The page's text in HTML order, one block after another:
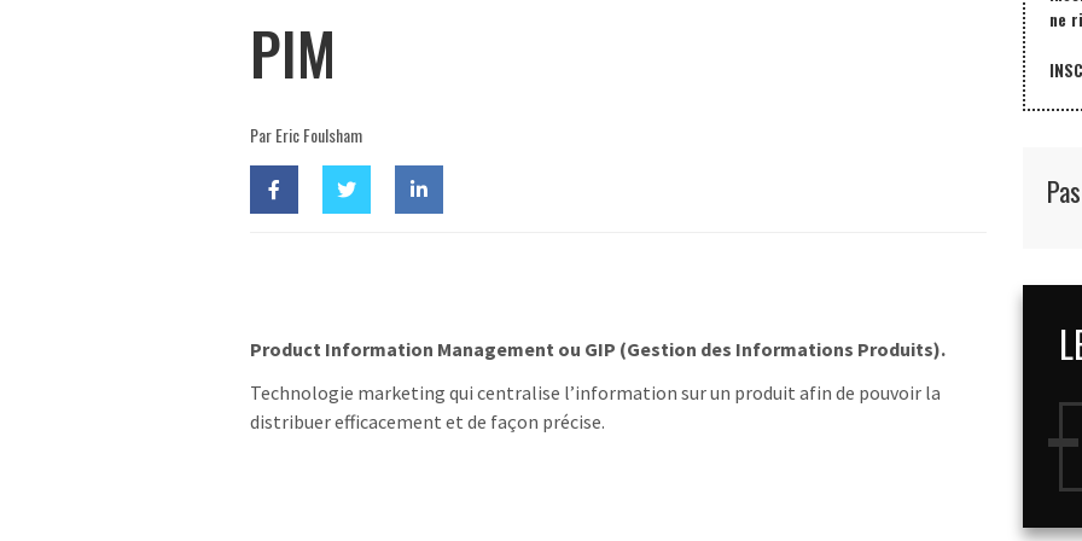
PIM
Par Eric Foulsham
Product Information Management ou GIP (Gestion des Informations Produits).
Technologie marketing qui centralise l’information sur un produit afin de pouvoir la
distribuer efficacement et de façon précise.
ne